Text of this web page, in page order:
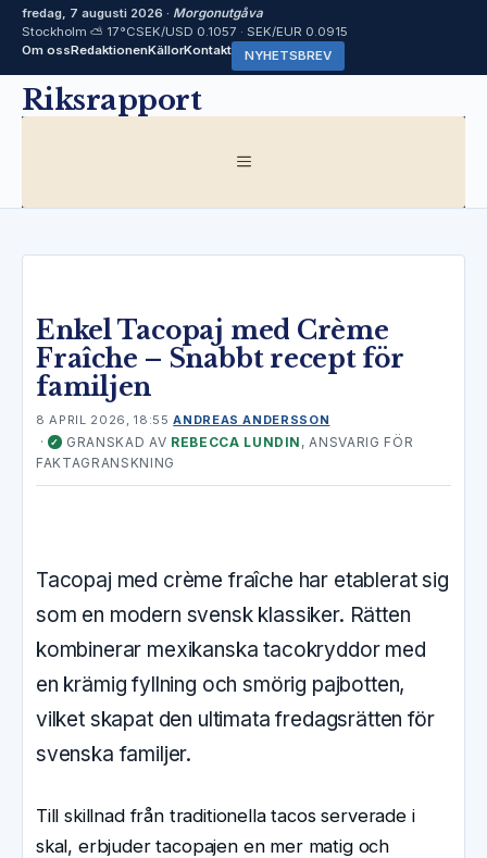
fredag, 7 augusti 2026 · Morgonutgåva
Stockholm ⛅ 17°CSEK/USD 0.1057 · SEK/EUR 0.0915
Om ossRedaktionenKällorKontakt NYHETSBREV
HoppaRiksrapport
MENY
Enkel Tacopaj med Crème
Fraîche – Snabbt recept för
familjen
8 APRIL 2026, 18:55 ANDREAS ANDERSSON
· ✓ GRANSKAD AV REBECCA LUNDIN , ANSVARIG FÖR
FAKTAGRANSKNING
Tacopaj med crème fraîche har etablerat sig
som en modern svensk klassiker. Rätten
kombinerar mexikanska tacokryddor med
en krämig fyllning och smörig pajbotten,
vilket skapat den ultimata fredagsrätten för
svenska familjer.
Till skillnad från traditionella tacos serverade i
skal, erbjuder tacopajen en mer matig och